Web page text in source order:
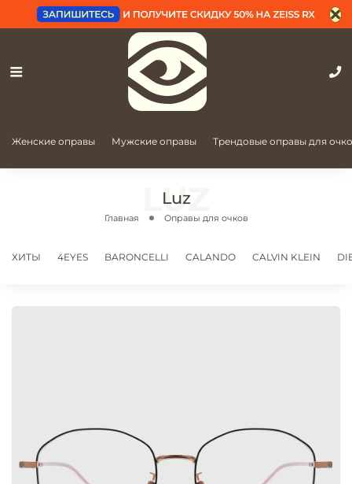
Женские оправы Мужские оправы Трендовые оправы для
Luz
Главная Оправы для очков
ХИТЫ 4EYES BARONCELLI CALANDO CALVIN KLEIN